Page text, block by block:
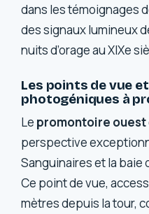
dans les témoignages
des signaux lumineux
nuits d’orage au XIXe
Les points de vue
photogéniques à
Le promontoire ouest
perspective
Sanguinaires et la baie
Ce point de vue,
mètres depuis la tour,